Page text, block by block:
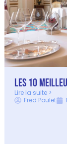
Les 10
Lire la suite >
Fred Poulet